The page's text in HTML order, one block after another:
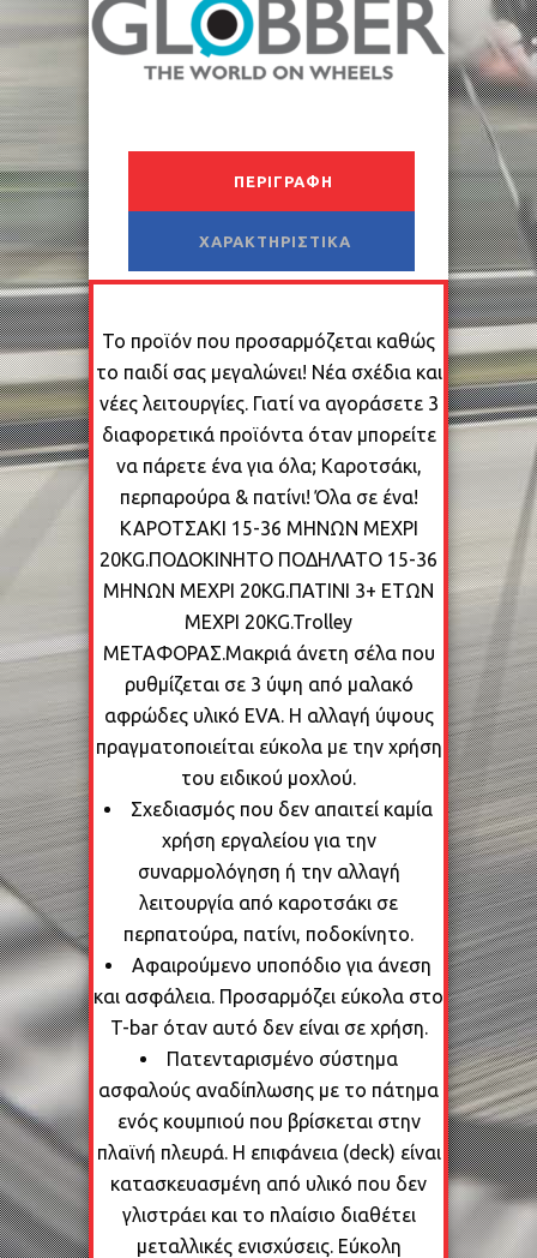
ΠΕΡΙΓΡΑΦΉ
ΧΑΡΑΚΤΗΡΙΣΤΙΚΆ
Το προϊόν που προσαρμόζεται καθώς
το παιδί σας μεγαλώνει! Νέα σχέδια και
νέες λειτουργίες. Γιατί να αγοράσετε 3
διαφορετικά προϊόντα όταν μπορείτε
να πάρετε ένα για όλα; Καροτσάκι,
περπαρούρα & πατίνι! Όλα σε ένα!
ΚΑΡΟΤΣΑΚΙ 15-36 ΜΗΝΩΝ ΜΕΧΡΙ
20KG.ΠΟΔΟΚΙΝΗΤΟ ΠΟΔΗΛΑΤΟ 15-36
ΜΗΝΩΝ ΜΕΧΡΙ 20KG.ΠΑΤΙΝΙ 3+ ΕΤΩΝ
ΜΕΧΡΙ 20KG.Trolley
ΜΕΤΑΦΟΡΑΣ.Μακριά άνετη σέλα που
ρυθμίζεται σε 3 ύψη από μαλακό
αφρώδες υλικό EVA. Η αλλαγή ύψους
πραγματοποιείται εύκολα με την χρήση
του ειδικού μοχλού.
Σχεδιασμός που δεν απαιτεί καμία
χρήση εργαλείου για την
συναρμολόγηση ή την αλλαγή
λειτουργία από καροτσάκι σε
περπατούρα, πατίνι, ποδοκίνητο.
Αφαιρούμενο υποπόδιο για άνεση
και ασφάλεια. Προσαρμόζει εύκολα στο
T-bar όταν αυτό δεν είναι σε χρήση.
Πατενταρισμένο σύστημα
ασφαλούς αναδίπλωσης με το πάτημα
ενός κουμπιού που βρίσκεται στην
πλαϊνή πλευρά. H επιφάνεια (deck) είναι
κατασκευασμένη από υλικό που δεν
γλιστράει και το πλαίσιο διαθέτει
μεταλλικές ενισχύσεις. Εύκολη